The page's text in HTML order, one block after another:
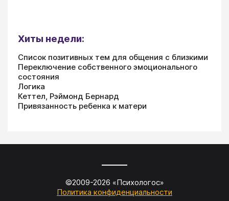
Хиты недели:
Список позитивных тем для общения с близкими
Переключение собственного эмоционального
состояния
Логика
Кеттел, Рэймонд Бернард
Привязанность ребенка к матери
©2009-2026 «Психологос»
Политика конфиденциальности